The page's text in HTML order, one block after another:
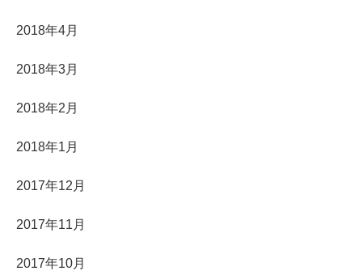
2018年4月
2018年3月
2018年2月
2018年1月
2017年12月
2017年11月
2017年10月